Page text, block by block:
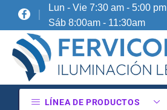
Lun - Vie 7:30 am - 5:00 pm
Sáb 8:00am - 11:30am
LÍNEA DE PRODUCTOS